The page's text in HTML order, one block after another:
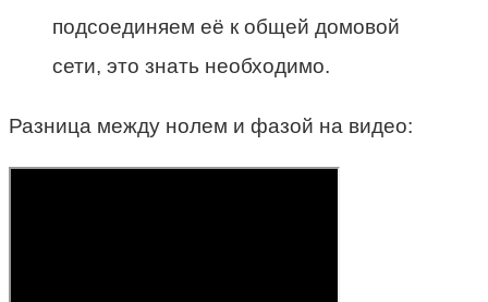
подсоединяем её к общей домовой
сети, это знать необходимо.
Разница между нолем и фазой на видео: